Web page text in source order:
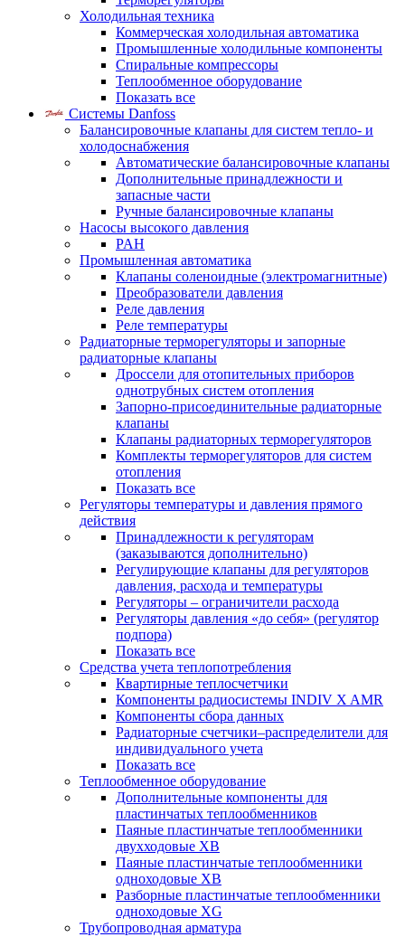
Холодильная техника
Коммерческая холодильная автоматика
Промышленные холодильные компоненты
Спиральные компрессоры
Теплообменное оборудование
Показать все
Системы Danfoss
Балансировочные клапаны для систем тепло- и
холодоснабжения
Автоматические балансировочные клапаны
Дополнительные принадлежности и
запасные части
Ручные балансировочные клапаны
Насосы высокого давления
PAH
Промышленная автоматика
Клапаны соленоидные (электромагнитные)
Преобразователи давления
Реле давления
Реле температуры
Радиаторные терморегуляторы и запорные
радиаторные клапаны
Дроссели для отопительных приборов
однотрубных систем отопления
Запорно-присоединительные радиаторные
клапаны
Клапаны радиаторных терморегуляторов
Комплекты терморегуляторов для систем
отопления
Показать все
Регуляторы температуры и давления прямого
действия
Принадлежности к регуляторам
(заказываются дополнительно)
Регулирующие клапаны для регуляторов
давления, расхода и температуры
Регуляторы – ограничители расхода
Регуляторы давления «до себя» (регулятор
подпора)
Показать все
Средства учета теплопотребления
Квартирные теплосчетчики
Компоненты радиосистемы INDIV X AMR
Компоненты сбора данных
Радиаторные счетчики–распределители для
индивидуального учета
Показать все
Теплообменное оборудование
Дополнительные компоненты для
пластинчатых теплообменников
Паяные пластинчатые теплообменники
двухходовые XB
Паяные пластинчатые теплообменники
одноходовые ХВ
Разборные пластинчатые теплообменники
одноходовые ХG
Трубопроводная арматура